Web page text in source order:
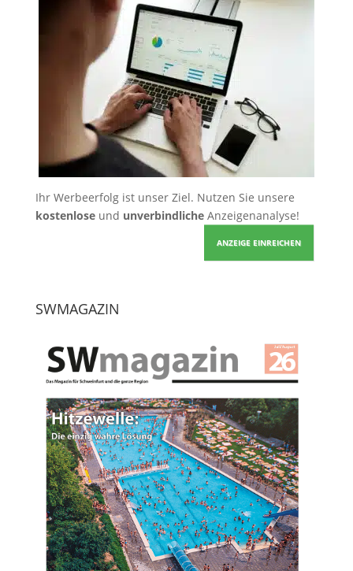
Ihr Werbeerfolg ist unser Ziel. Nutzen Sie unsere
kostenloseund unverbindlicheAnzeigenanalyse!
ANZEIGE EINREICHEN
SWMAGAZIN